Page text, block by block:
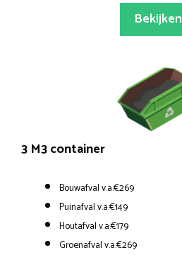
Bekijken
3 M3 container
Bouwafval v.a.€269
Puinafval v.a.€149
Houtafval v.a.€179
Groenafval v.a.€269